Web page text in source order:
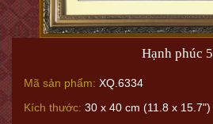
Hạnh phúc 5
Mã sản phẩm: XQ.6334
Kích thước: 30 x 40 cm (11.8 x 15.7")